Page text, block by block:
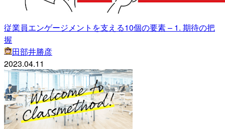
従業員エンゲージメントを支える10個の要素 – 1. 期待の把
握
田部井勝彦
2023.04.11